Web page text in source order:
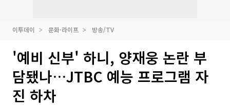
이투데이 문화·라이프 방송/TV
'예비 신부' 하니, 양재웅 논란 부
담됐나…JTBC 예능 프로그램 자
진 하차